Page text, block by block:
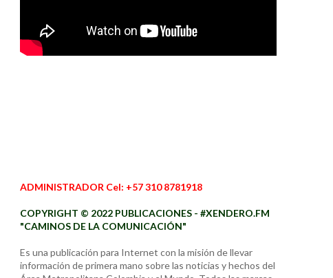
ADMINISTRADOR Cel: +57 310 8781918
COPYRIGHT © 2022 PUBLICACIONES - #XENDERO.FM
"CAMINOS DE LA COMUNICACIÓN"
Es una publicación para Internet con la misión de llevar
información de primera mano sobre las noticias y hechos del